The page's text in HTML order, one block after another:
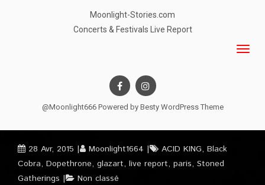
Moonlight-Stories.com
Concerts & Festivals Live Report
@Moonlight666 Powered by Besty WordPress Theme
28 Avr, 2015 Moonlight1664 ACID KING, Black
Cobra, Dopethrone, glazart, live report, paris, Stoned
Gatherings
Non classé